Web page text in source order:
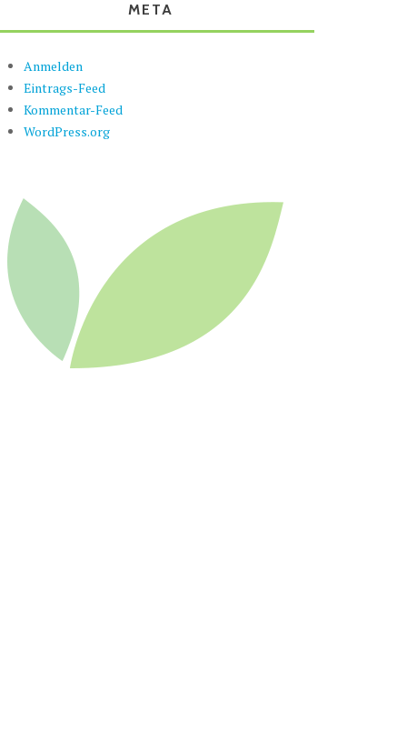
META
Anmelden
Eintrags-Feed
Kommentar-Feed
WordPress.org